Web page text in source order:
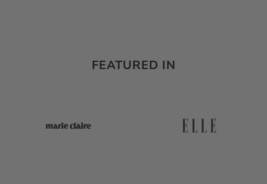
FEATURED IN